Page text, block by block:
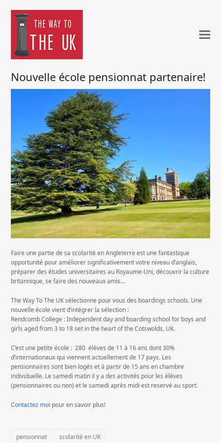
Nouvelle école pensionnat partenaire!
Faire une partie de sa scolarité en Angleterre est une fantastique
opportunité pour améliorer significativement votre niveau d’anglais,
préparer des études universitaires au Royaume-Uni, découvrir la culture
britannique, se faire des nouveaux amis…
The Way To The UK sélectionne pour vous des boardings schools. Une
nouvelle école vient d’intégrer la sélection :
Rendcomb College : Independent day and boarding school for boys and
girls aged from 3 to 18 set in the heart of the Cotswolds, UK.
C’est une petite école : 280 élèves de 11 à 16 ans dont 30%
d’internationaux qui viennent actuellement de 17 pays. Les
pensionnaires sont bien logés et à partir de 15 ans en chambre
individuelle. Le samedi matin il y a des activités pour les élèves
(pensionnaires ou non) et le samedi après midi est reservé au sport.
Contactez moi pour en savoir plus!
pensionnat scolarité en UK